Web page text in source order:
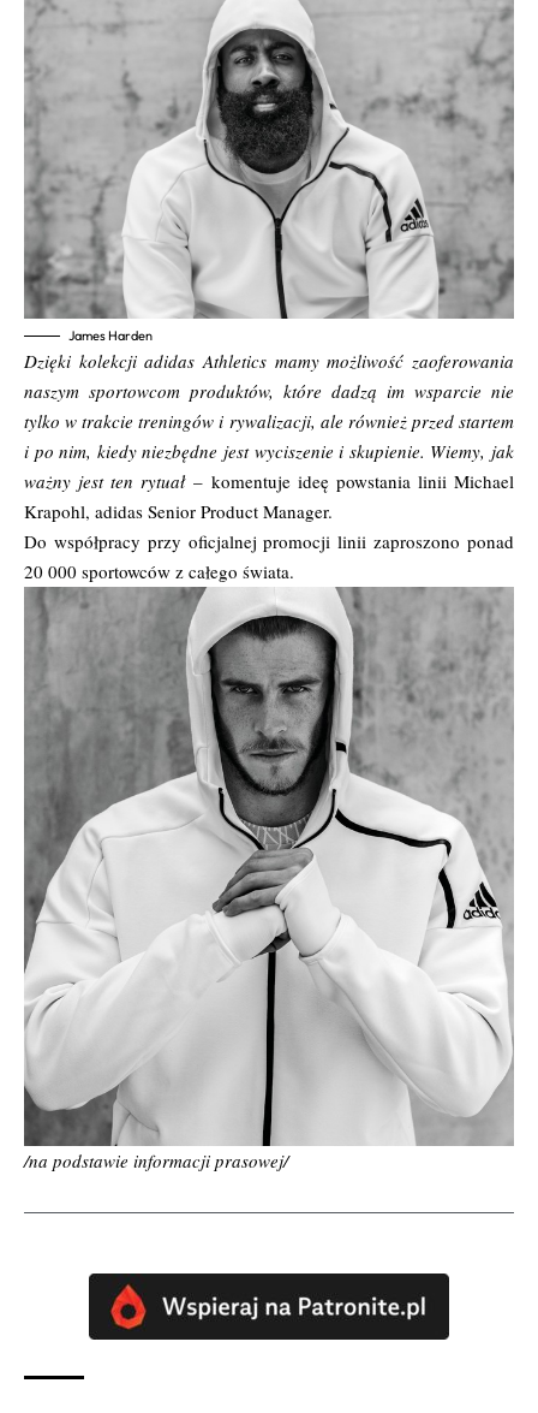
James Harden
Dzięki kolekcji adidas Athletics mamy możliwość zaoferowania
naszym sportowcom produktów, które dadzą im wsparcie nie
tylko w trakcie treningów i rywalizacji, ale również przed startem
i po nim, kiedy niezbędne jest wyciszenie i skupienie. Wiemy, jak
ważny jest ten rytuał– komentuje ideę powstania linii Michael
Krapohl, adidas Senior Product Manager.
Do współpracy przy oficjalnej promocji linii zaproszono ponad
20 000 sportowców z całego świata.
/na podstawie informacji prasowej/